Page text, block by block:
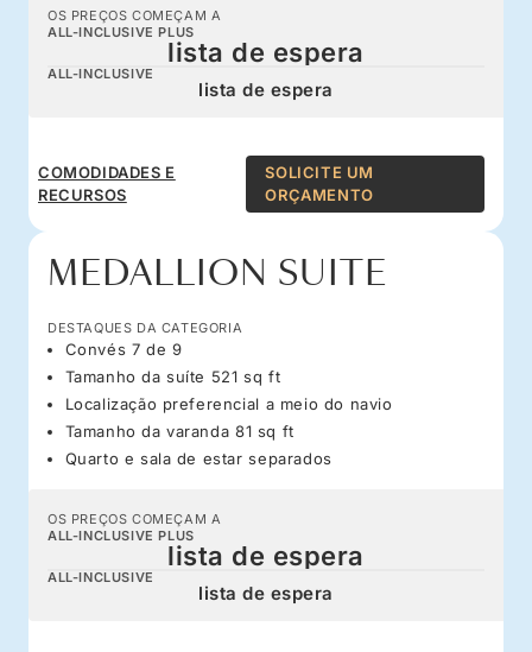
OS PREÇOS COMEÇAM A
ALL-INCLUSIVE PLUS
lista de espera
ALL-INCLUSIVE
lista de espera
COMODIDADES E
RECURSOS
SOLICITE UM
ORÇAMENTO
MEDALLION SUITE
DESTAQUES DA CATEGORIA
Convés 7 de 9
Tamanho da suíte 521 sq ft
Localização preferencial a meio do navio
Tamanho da varanda 81 sq ft
Quarto e sala de estar separados
OS PREÇOS COMEÇAM A
ALL-INCLUSIVE PLUS
lista de espera
ALL-INCLUSIVE
lista de espera